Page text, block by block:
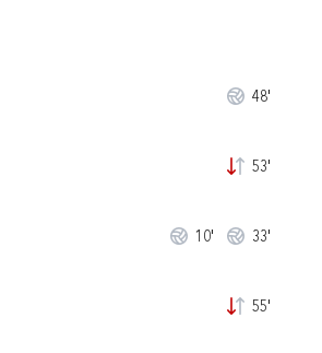
48'
53'
10' 33'
55'